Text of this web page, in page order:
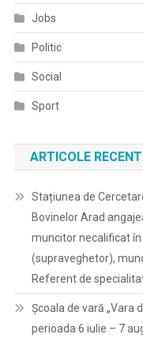
Jobs
Politic
Social
Sport
ARTICOLE
Stațiunea de
Bovinelor Arad
muncitor necalificat
(supraveghetor),
Referent de
Școala de vară „Vara
perioada 6 iulie – 7